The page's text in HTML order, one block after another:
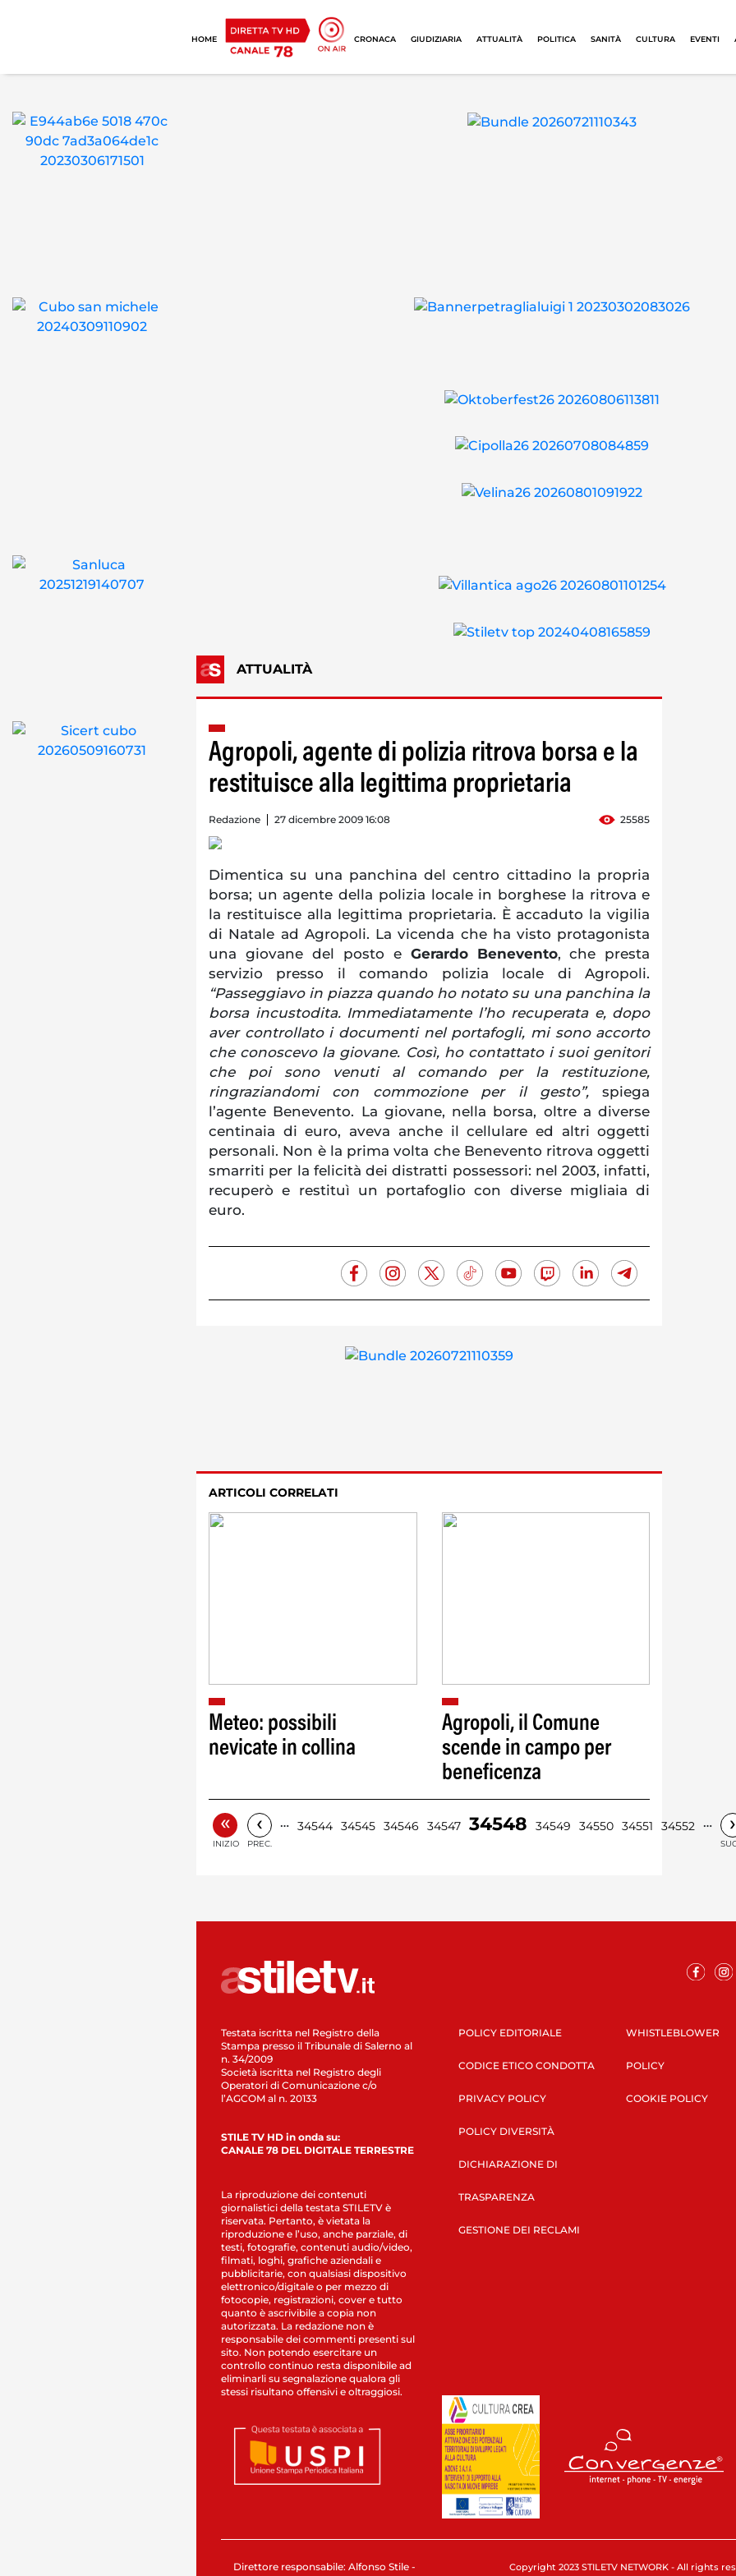
HOME CRONACA GIUDIZIARIA ATTUALITÀ POLITICA SANITÀ CULTURA EVENTI
ATTUALITÀ
Agropoli, agente di polizia ritrova borsa e la
restituisce alla legittima proprietaria
Redazione 27 dicembre 2009 16:08 25585
Dimentica su una panchina del centro cittadino la propria
borsa; un agente della polizia locale in borghese la ritrova e
la restituisce alla legittima proprietaria. È accaduto la vigilia
di Natale ad Agropoli. La vicenda che ha visto protagonista
una giovane del posto e Gerardo Benevento, che presta
servizio presso il comando polizia locale di Agropoli.
“Passeggiavo in piazza quando ho notato su una panchina la
borsa incustodita. Immediatamente l’ho recuperata e, dopo
aver controllato i documenti nel portafogli, mi sono accorto
che conoscevo la giovane. Così, ho contattato i suoi genitori
che poi sono venuti al comando per la restituzione,
ringraziandomi con commozione per il gesto”,spiega
l’agente Benevento. La giovane, nella borsa, oltre a diverse
centinaia di euro, aveva anche il cellulare ed altri oggetti
personali. Non è la prima volta che Benevento ritrova oggetti
smarriti per la felicità dei distratti possessori: nel 2003, infatti,
recuperò e restituì un portafoglio con diverse migliaia di
euro.
ARTICOLI CORRELATI
Meteo: possibili
nevicate in collina
Agropoli, il Comune
scende in campo per
beneficenza
«
INIZIO
‹
PREC.
… 34544 34545 34546 34547 34548 34549 34550 34551 34552 … ›
Testata iscritta nel Registro della
Stampa presso il Tribunale di Salerno al
n. 34/2009
Società iscritta nel Registro degli
Operatori di Comunicazione c/o
l’AGCOM al n. 20133
STILE TV HD in onda su:
CANALE 78 DEL DIGITALE TERRESTRE
La riproduzione dei contenuti
giornalistici della testata STILETV è
riservata. Pertanto, è vietata la
riproduzione e l’uso, anche parziale, di
testi, fotografie, contenuti audio/video,
filmati, loghi, grafiche aziendali e
pubblicitarie, con qualsiasi dispositivo
elettronico/digitale o per mezzo di
fotocopie, registrazioni, cover e tutto
quanto è ascrivibile a copia non
autorizzata. La redazione non è
responsabile dei commenti presenti sul
sito. Non potendo esercitare un
controllo continuo resta disponibile ad
eliminarli su segnalazione qualora gli
stessi risultano offensivi e oltraggiosi.
POLICY EDITORIALE
CODICE ETICO CONDOTTA
PRIVACY POLICY
POLICY DIVERSITÀ
DICHIARAZIONE DI
TRASPARENZA
GESTIONE DEI RECLAMI
WHISTLEBLOWER
POLICY
COOKIE POLICY
Direttore responsabile: Alfonso Stile -
Copyright 2023 STILETV NETWORK - All rights